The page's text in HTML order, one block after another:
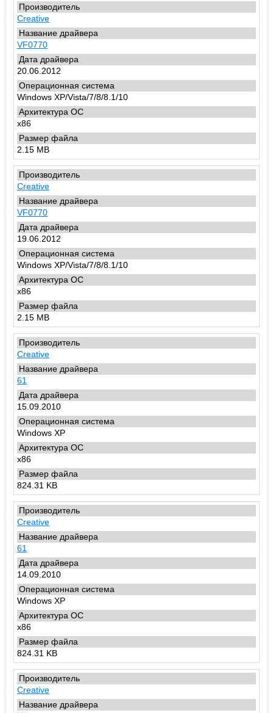
Creative
VF0770
20.06.2012
Windows XP/Vista/7/8/8.1/10
x86
2.15 MB
Creative
VF0770
19.06.2012
Windows XP/Vista/7/8/8.1/10
x86
2.15 MB
Creative
61
15.09.2010
Windows XP
x86
824.31 KB
Creative
61
14.09.2010
Windows XP
x86
824.31 KB
Creative